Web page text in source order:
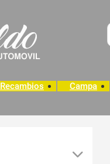
Recambios Campa